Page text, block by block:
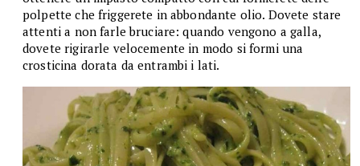
polpette che friggerete in abbondante olio. Dovete stare
attenti a non farle bruciare: quando vengono a galla,
dovete rigirarle velocemente in modo si formi una
crosticina dorata da entrambi i lati.